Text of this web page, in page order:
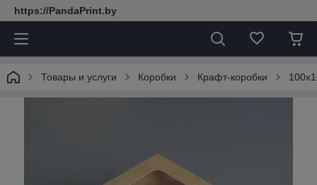
https://PandaPrint.by
Товары и услуги Коробки Крафт-коробки